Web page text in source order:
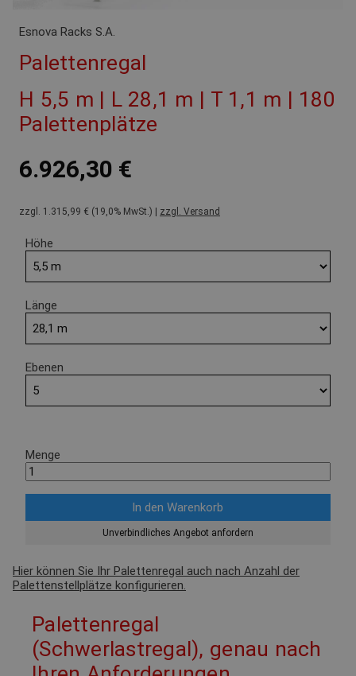
Esnova Racks S.A.
Palettenregal
H 5,5 m | L 28,1 m | T 1,1 m | 180
Palettenplätze
6.926,30 €
zzgl. 1.315,99 € (19,0% MwSt.) | zzgl. Versand
Höhe
Länge
Ebenen
Menge
Unverbindliches Angebot anfordern
Hier können Sie Ihr Palettenregal auch nach Anzahl der
Palettenstellplätze konfigurieren.
Palettenregal
(Schwerlastregal), genau nach